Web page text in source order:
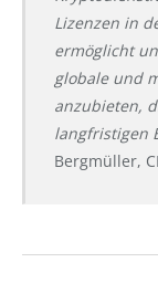
Lizenzen in
ermöglicht
globale und
anzubieten,
langfristigen
Bergmüller,